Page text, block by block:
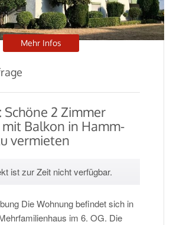
Mehr Infos
2 Zimmer
Balkon in Hamm-
vermieten
ist zur Zeit nicht verfügbar.
Die Wohnung befindet sich in
im 6. OG. Die